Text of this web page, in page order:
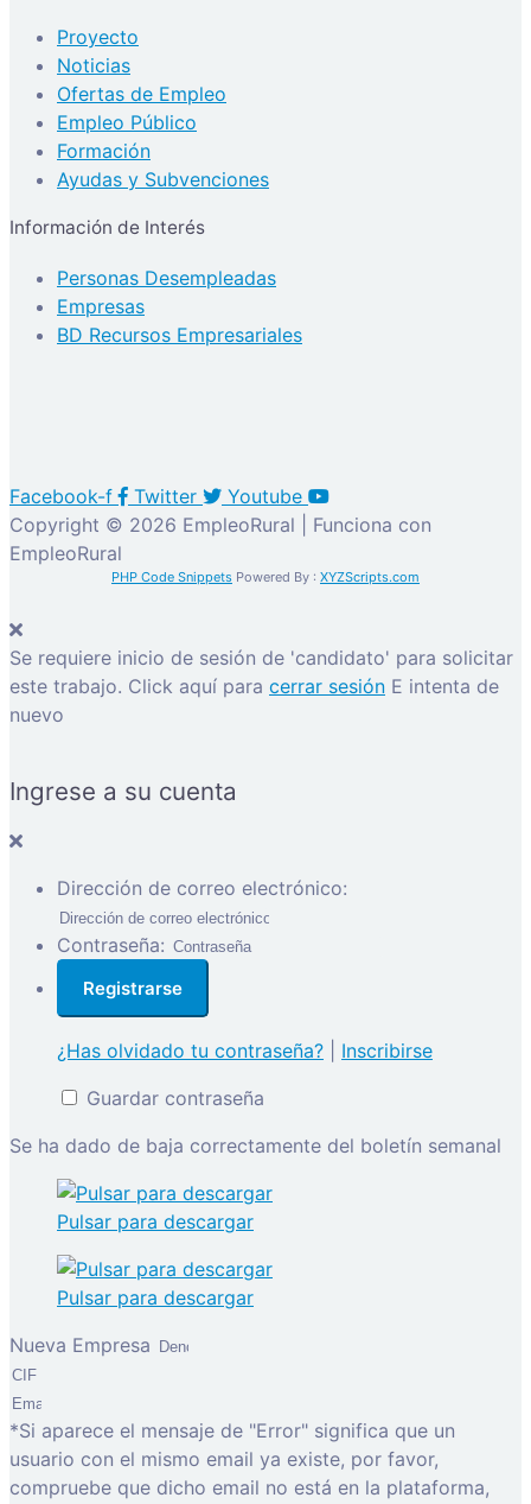
Proyecto
Noticias
Ofertas de Empleo
Empleo Público
Formación
Ayudas y Subvenciones
Información de Interés
Personas Desempleadas
Empresas
BD Recursos Empresariales
Facebook-f Twitter
Youtube
Copyright © 2026 EmpleoRural | Funciona con
EmpleoRural
PHP Code Snippets Powered By : XYZScripts.com
Se requiere inicio de sesión de 'candidato' para solicitar
este trabajo. Click aquí para cerrar sesión E intenta de
nuevo
Ingrese a su cuenta
Dirección de correo electrónico:
Contraseña:
¿Has olvidado tu contraseña?
Inscribirse
Guardar contraseña
Se ha dado de baja correctamente del boletín semanal
Pulsar para descargar
Pulsar para descargar
Nueva Empresa
*Si aparece el mensaje de "Error" significa que un
usuario con el mismo email ya existe, por favor,
compruebe que dicho email no está en la plataforma,